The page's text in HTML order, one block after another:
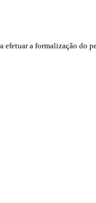
a formalização